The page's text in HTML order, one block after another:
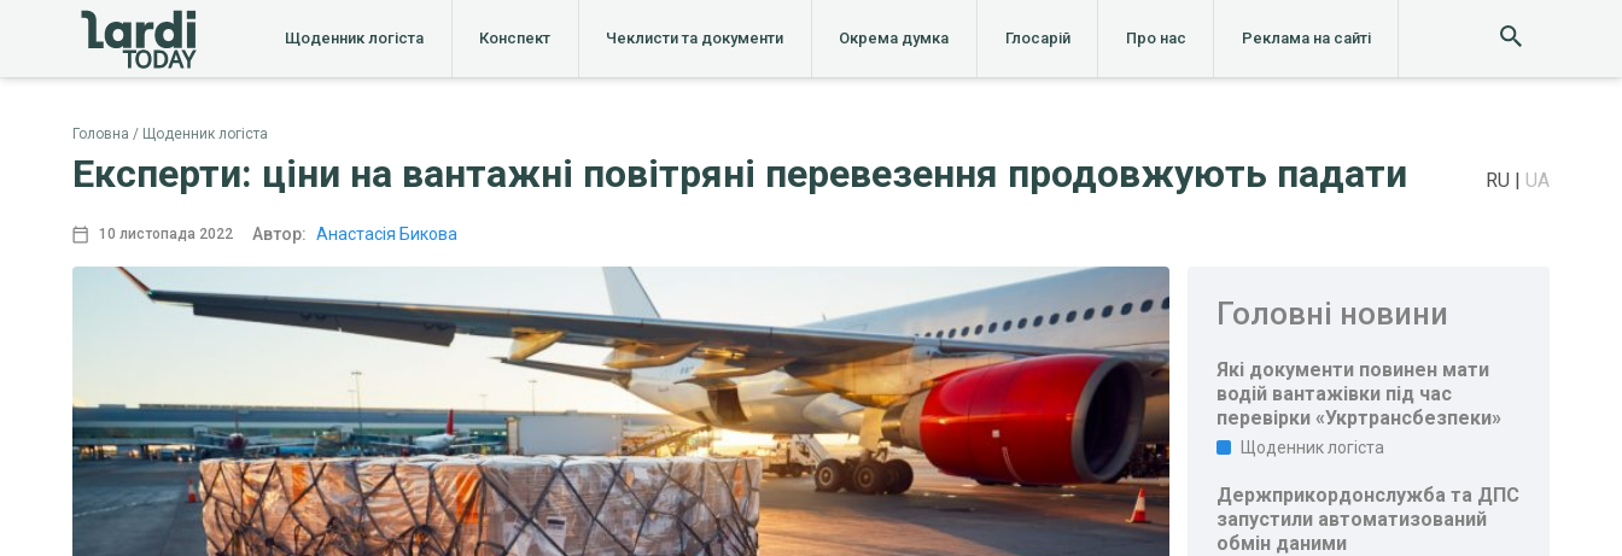
Щоденник логіста Конспект Чеклисти та документи Окрема думка Глосарій Про нас Реклама на сайті
Головна Щоденник логіста
Експерти: ціни на вантажні повітряні перевезення продовжують падати RU UA
10 листопада 2022 Автор: Анастасія Бикова
Головні новини
Які документи повинен мати
водій вантажівки під час
перевірки «Укртрансбезпеки»
Щоденник логіста
Держприкордонслужба та ДПС
запустили автоматизований
обмін даними